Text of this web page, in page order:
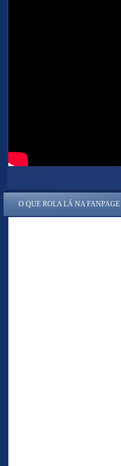
O QUE ROLA LÁ NA FANPAGE